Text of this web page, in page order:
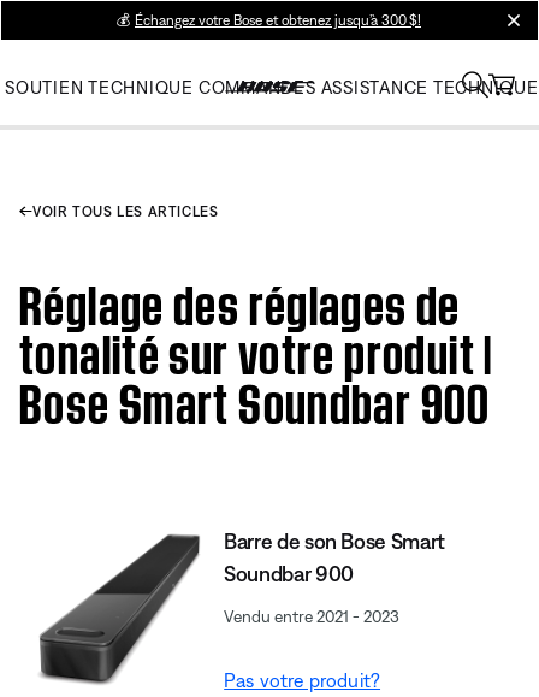
💰 Échangez votre Bose et obtenez jusqu’à 300 $!
SOUTIEN TECHNIQUE COMMANDES ASSISTANCE TECHNIQUE
VOIR TOUS LES ARTICLES
Réglage des réglages de
tonalité sur votre produit |
Bose Smart Soundbar 900
Barre de son Bose Smart
Soundbar 900
Vendu entre 2021 - 2023
Pas votre produit?